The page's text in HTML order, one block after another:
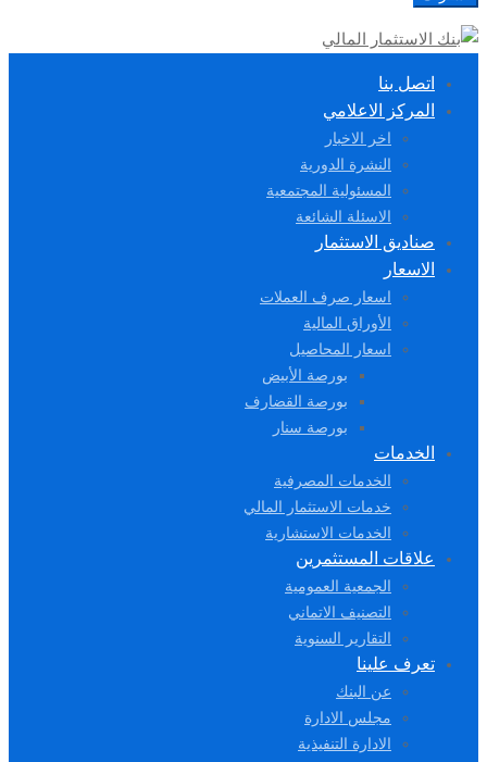
اتصل بنا
المركز الاعلامي
اخر الاخبار
النشرة الدورية
المسئولية المجتمعية
الاسئلة الشائعة
صناديق الاستثمار
الاسعار
اسعار صرف العملات
الأوراق المالية
اسعار المحاصيل
بورصة الأبيض
بورصة القضارف
بورصة سنار
الخدمات
الخدمات المصرفية
خدمات الاستثمار المالي
الخدمات الاستشارية
علاقات المستثمرين
الجمعية العمومية
التصنيف الاتماني
التقارير السنوية
تعرف علينا
عن البنك
مجلس الادارة
الادارة التنفيذية